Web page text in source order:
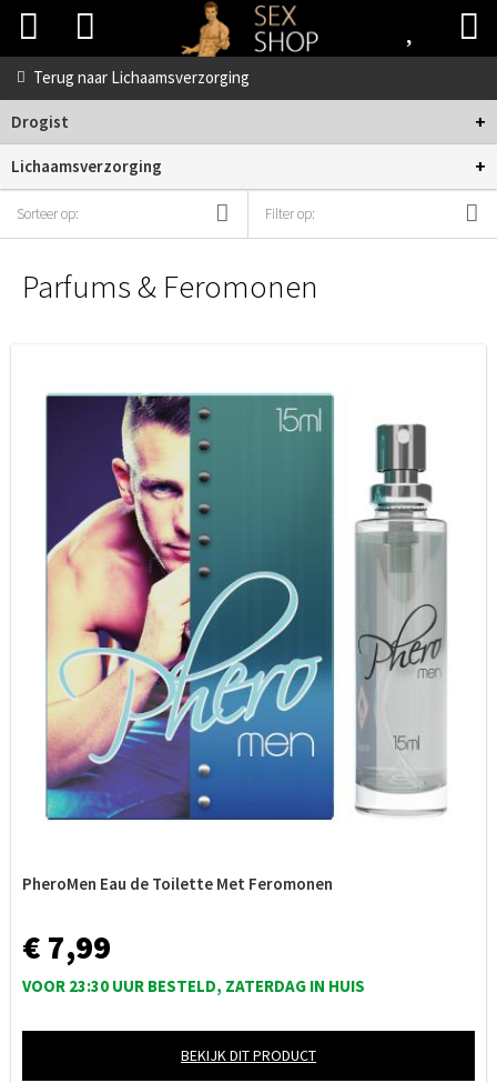
Terug naar Lichaamsverzorging
Drogist +
Lichaamsverzorging +
Sorteer op: Filter op:
Parfums & Feromonen
PheroMen Eau de Toilette Met Feromonen
€ 7,99
VOOR 23:30 UUR BESTELD, ZATERDAG IN HUIS
BEKIJK DIT PRODUCT